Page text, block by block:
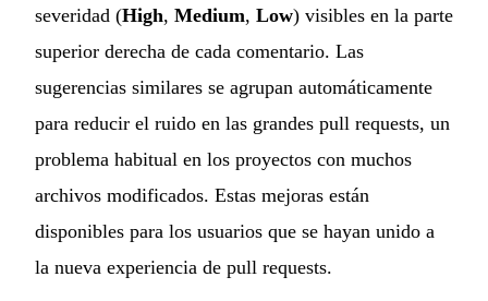
severidad (High, Medium, Low) visibles en la parte
superior derecha de cada comentario. Las
sugerencias similares se agrupan automáticamente
para reducir el ruido en las grandes pull requests, un
problema habitual en los proyectos con muchos
archivos modificados. Estas mejoras están
disponibles para los usuarios que se hayan unido a
la nueva experiencia de pull requests.